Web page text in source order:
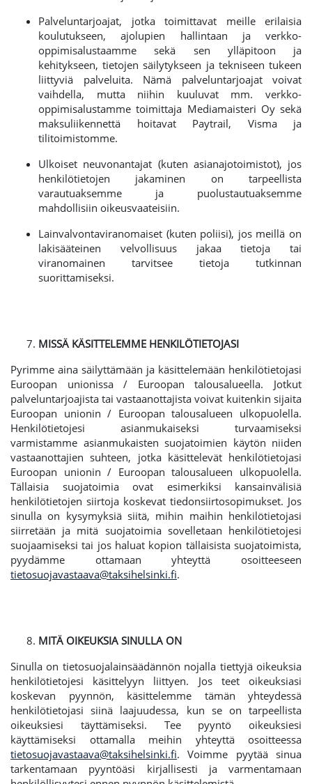
Palveluntarjoajat, jotka toimittavat meille erilaisia
koulutukseen, ajolupien hallintaan ja verkko-
oppimisalustaamme sekä sen ylläpitoon ja
kehitykseen, tietojen säilytykseen ja tekniseen tukeen
liittyviä palveluita. Nämä palveluntarjoajat voivat
vaihdella, mutta niihin kuuluvat mm. verkko-
oppimisalustamme toimittaja Mediamaisteri Oy sekä
maksuliikennettä hoitavat Paytrail, Visma ja
tilitoimistomme.
Ulkoiset neuvonantajat (kuten asianajotoimistot), jos
henkilötietojen jakaminen on tarpeellista
varautuaksemme ja puolustautuaksemme
mahdollisiin oikeusvaateisiin.
Lainvalvontaviranomaiset (kuten poliisi), jos meillä on
lakisääteinen velvollisuus jakaa tietoja tai
viranomainen tarvitsee tietoja tutkinnan
suorittamiseksi.
MISSÄ KÄSITTELEMME HENKILÖTIETOJASI
Pyrimme aina säilyttämään ja käsittelemään henkilötietojasi
Euroopan unionissa / Euroopan talousalueella. Jotkut
palveluntarjoajista tai vastaanottajista voivat kuitenkin sijaita
Euroopan unionin / Euroopan talousalueen ulkopuolella.
Henkilötietojesi asianmukaiseksi turvaamiseksi
varmistamme asianmukaisten suojatoimien käytön niiden
vastaanottajien suhteen, jotka käsittelevät henkilötietojasi
Euroopan unionin / Euroopan talousalueen ulkopuolella.
Tällaisia suojatoimia ovat esimerkiksi kansainvälisiä
henkilötietojen siirtoja koskevat tiedonsiirtosopimukset. Jos
sinulla on kysymyksiä siitä, mihin maihin henkilötietojasi
siirretään ja mitä suojatoimia sovelletaan henkilötietojesi
suojaamiseksi tai jos haluat kopion tällaisista suojatoimista,
pyydämme ottamaan yhteyttä osoitteeseen
tietosuojavastaava@taksihelsinki.fi.
MITÄ OIKEUKSIA SINULLA ON
Sinulla on tietosuojalainsäädännön nojalla tiettyjä oikeuksia
henkilötietojesi käsittelyyn liittyen. Jos teet oikeuksiasi
koskevan pyynnön, käsittelemme tämän yhteydessä
henkilötietojasi siinä laajuudessa, kun se on tarpeellista
oikeuksiesi täyttämiseksi. Tee pyyntö oikeuksiesi
käyttämiseksi ottamalla meihin yhteyttä osoitteessa
tietosuojavastaava@taksihelsinki.fi. Voimme pyytää sinua
tarkentamaan pyyntöäsi kirjallisesti ja varmentamaan